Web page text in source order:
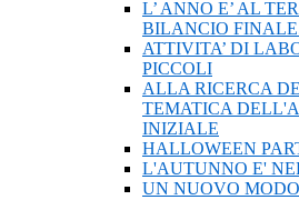
L’ ANNO E’ AL
BILANCIO
ATTIVITA’ DI
PICCOLI
ALLA RICERCA
TEMATICA
INIZIALE
HALLOWEEN
L'AUTUNNO E'
UN NUOVO